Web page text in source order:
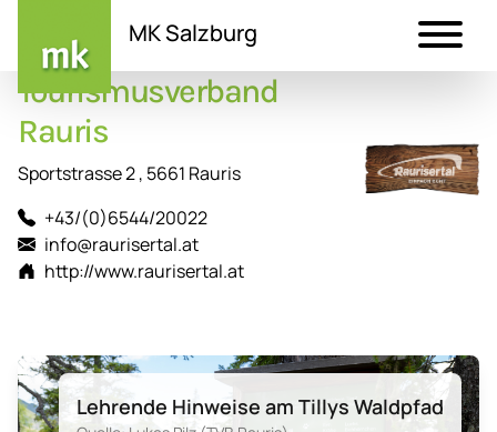
Inhalt
MK Salzburg
Tourismusverband
Rauris
Sportstrasse 2 , 5661 Rauris
+43/(0)6544/20022
info@raurisertal.at
http://www.raurisertal.at
Lehrende Hinweise am Tillys Waldpfad